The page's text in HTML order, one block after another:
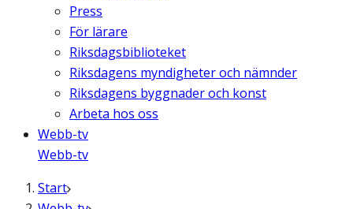
Press
För lärare
Riksdagsbiblioteket
Riksdagens myndigheter och nämnder
Riksdagens byggnader och konst
Arbeta hos oss
Webb-tv
Webb-tv
Start